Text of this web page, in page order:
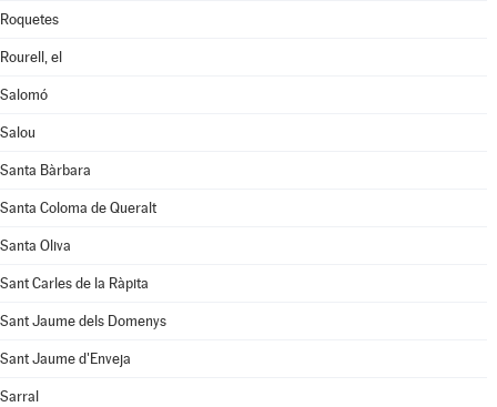
Roquetes
Rourell, el
Salomó
Salou
Santa Bàrbara
Santa Coloma de Queralt
Santa Oliva
Sant Carles de la Ràpita
Sant Jaume dels Domenys
Sant Jaume d'Enveja
Sarral